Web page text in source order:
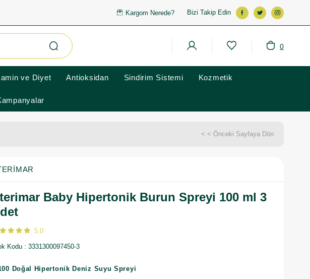
Kargom Nerede? Bizi Takip Edin
0
ve Diyet Antioksidan Sindirim Sistemi Kozmetik
< < Önceki Sayfaya Dön
Baby Hipertonik Burun Spreyi 100 ml 3
5.0
Kodu 3331300097450-3
Doğal Hipertonik Deniz Suyu Spreyi